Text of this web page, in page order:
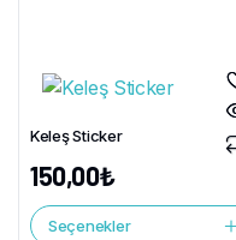
Keleş Sticker
150,00₺
Seçenekler